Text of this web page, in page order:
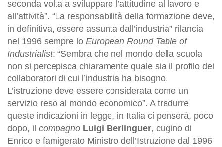
seconda volta a sviluppare l’attitudine al lavoro e
all’attività”. “La responsabilità della formazione deve,
in definitiva, essere assunta dall’industria” rilancia
nel 1996 sempre lo European Round Table of
Industrialist: “Sembra che nel mondo della scuola
non si percepisca chiaramente quale sia il profilo dei
collaboratori di cui l’industria ha bisogno.
L’istruzione deve essere considerata come un
servizio reso al mondo economico”. A tradurre
queste indicazioni in legge, in Italia ci penserà, poco
dopo, il compagno Luigi Berlinguer, cugino di
Enrico e famigerato Ministro dell’Istruzione dal 1996